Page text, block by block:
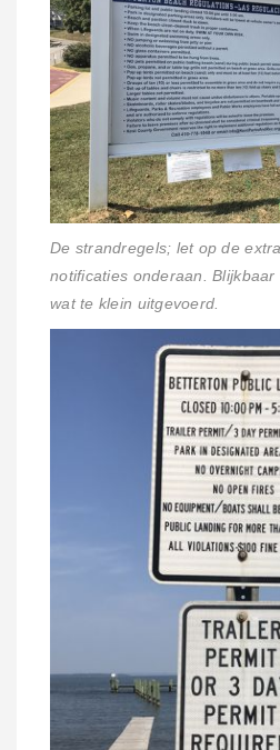
De strandregels; let op de
notificaties onderaan.
wat te klein uitgevoerd.